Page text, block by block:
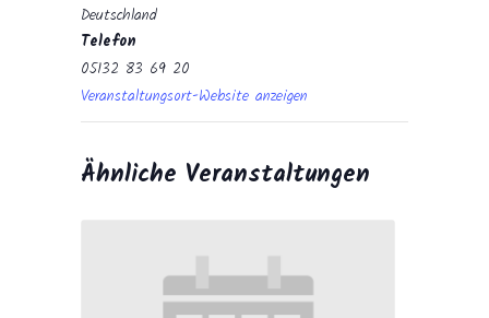
Deutschland
Telefon
05132 83 69 20
Veranstaltungsort-Website anzeigen
Ähnliche Veranstaltungen